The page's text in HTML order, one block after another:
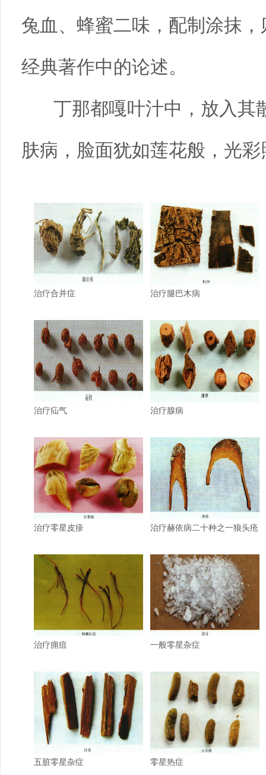
兔血、蜂蜜二味，配制涂抹
经典著作中的论述。
丁那都嘎叶汁中，放入其
肤病，脸面犹如莲花般，光彩
治疗合并症 治疗腿巴木病
治疗疝气 治疗腺病
治疗零星皮疹 治疗赫依病二十种之一狼头疮
治疗痈疽 一般零星杂症
五脏零星杂症 零星热症